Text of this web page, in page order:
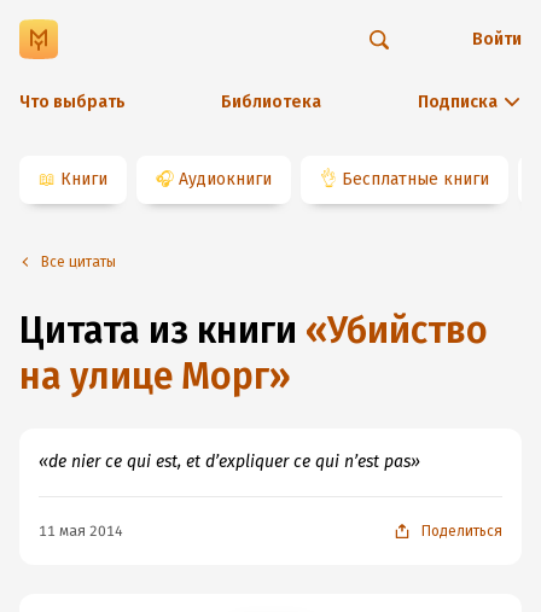
Что выбрать Библиотека Подписка
Войти
📖 Книги 🎧 Аудиокниги 👌 Бесплатные книги
Все цитаты
Цитата из книги «Убийство
на улице Морг»
«de nier ce qui est, et d’expliquer ce qui n’est pas»
11 мая 2014 Поделиться